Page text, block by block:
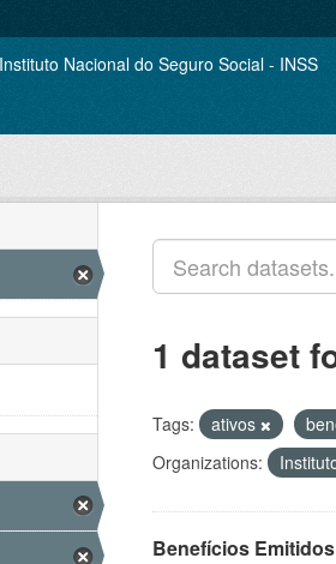
1 dataset
Tags: ativos
Organizations:
Benefícios Emitidos